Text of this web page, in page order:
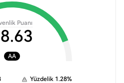
Puanı
AA
Yüzdelik 1.28%